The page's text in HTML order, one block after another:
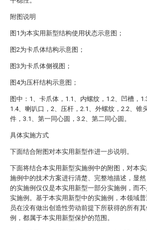
附图说明
图1为本实用新型结构使用状态示意图；
图2为卡爪体结构示意图；
图3为卡爪体侧视图；
图4为压杆结构示意图；
图中：1、卡爪体，1.1、内螺纹，1.2、凹槽，
1.4、喇叭口，2、压杆，2.1、外螺纹，2.2、锥
件，3.1、第一同心圆，3.2、第二同心圆。
具体实施方式
下面结合附图对本实用新型作进一步说明。
下面将结合本实用新型实施例中的附图，对本
施例中的技术方案进行清楚、完整地描述，显
的实施例仅仅是本实用新型一部分实施例，而
实施例。基于本实用新型中的实施例，本领域普
员在没有做出创造性劳动前提下所获得的所有
例，都属于本实用新型保护的范围。